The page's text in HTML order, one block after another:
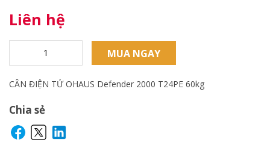
Liên hệ
MUA NGAY
CÂN ĐIỆN TỬ OHAUS Defender 2000 T24PE 60kg
Chia sẻ